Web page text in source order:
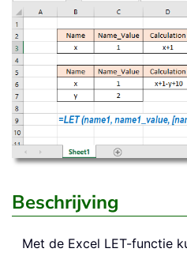
Beschrijving
Met de Excel LET-functie